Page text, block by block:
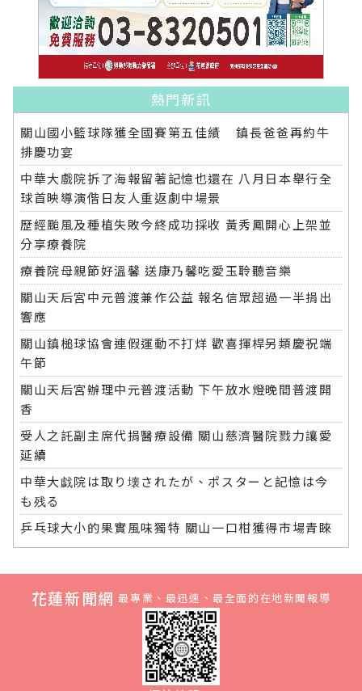
熱門新訊
關山國小籃球隊獲全國賽第五佳績 鎮長爸爸再約牛
排慶功宴
中華大戲院拆了海報留著記憶也還在 八月日本舉行全
球首映導演偕日友人重返劇中場景
歷經颱風及種植失敗今終成功採收 黃秀鳳開心上架並
分享療養院
療養院母親節好溫馨 送康乃馨吃愛玉聆聽音樂
關山天后宮中元普渡兼作公益 報名信眾超過一半捐出
響應
關山鎮槌球協會連假運動不打烊 歡喜揮桿另類慶祝端
午節
關山天后宮辦理中元普渡活動 下午放水燈晚間普渡開
香
受人之託副主席代捐醫療設備 關山慈濟醫院戮力讓愛
延續
中華大戯院は取り壊されたが、ポスターと記憶は今
も残る
乒乓球大小的果實風味獨特 關山一口柑獲得市場青睞
花蓮新聞網 最專業、最迅速、最全面的在地新聞報導